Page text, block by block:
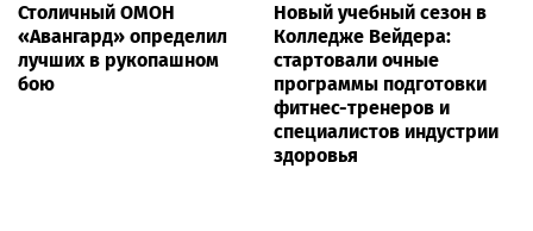
Столичный ОМОН
«Авангард» определил
лучших в рукопашном
бою
Новый учебный сезон в
Колледже Вейдера:
стартовали очные
программы подготовки
фитнес-тренеров и
специалистов индустрии
здоровья